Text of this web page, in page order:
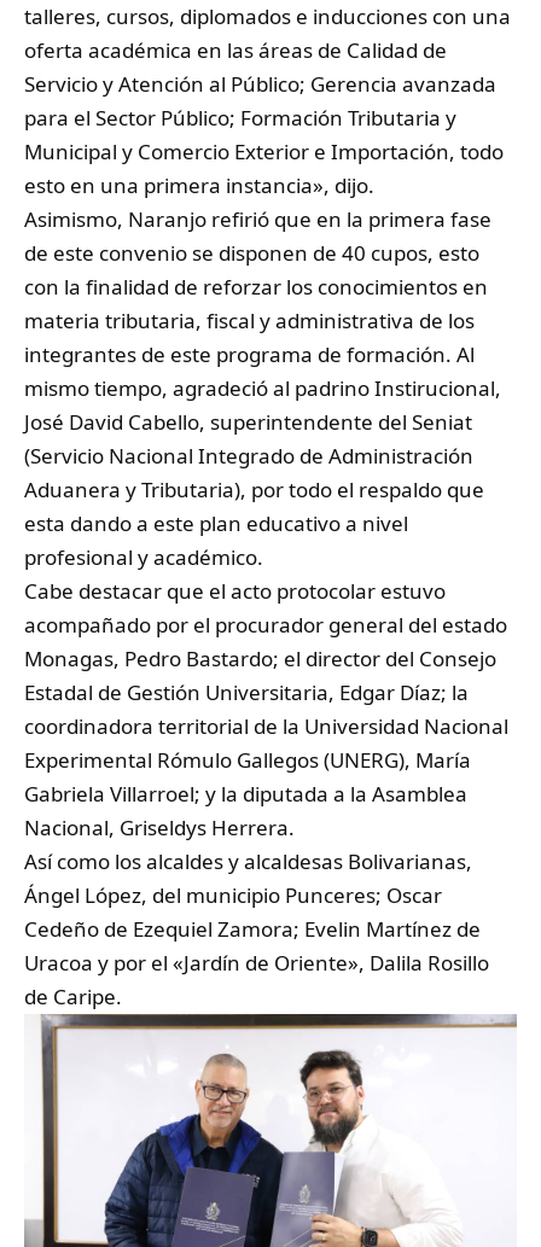
talleres, cursos, diplomados e inducciones con una
oferta académica en las áreas de Calidad de
Servicio y Atención al Público; Gerencia avanzada
para el Sector Público; Formación Tributaria y
Municipal y Comercio Exterior e Importación, todo
esto en una primera instancia», dijo.
Asimismo, Naranjo refirió que en la primera fase
de este convenio se disponen de 40 cupos, esto
con la finalidad de reforzar los conocimientos en
materia tributaria, fiscal y administrativa de los
integrantes de este programa de formación. Al
mismo tiempo, agradeció al padrino Instirucional,
José David Cabello, superintendente del Seniat
(Servicio Nacional Integrado de Administración
Aduanera y Tributaria), por todo el respaldo que
esta dando a este plan educativo a nivel
profesional y académico.
Cabe destacar que el acto protocolar estuvo
acompañado por el procurador general del estado
Monagas, Pedro Bastardo; el director del Consejo
Estadal de Gestión Universitaria, Edgar Díaz; la
coordinadora territorial de la Universidad Nacional
Experimental Rómulo Gallegos (UNERG), María
Gabriela Villarroel; y la diputada a la Asamblea
Nacional, Griseldys Herrera.
Así como los alcaldes y alcaldesas Bolivarianas,
Ángel López, del municipio Punceres; Oscar
Cedeño de Ezequiel Zamora; Evelin Martínez de
Uracoa y por el «Jardín de Oriente», Dalila Rosillo
de Caripe.